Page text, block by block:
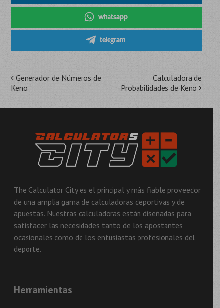
whatsapp
telegram
Navegación
entrada
Generador de Números de
Keno
Calculadora de
Probabilidades de Keno
The Calculator City es el principal y más fiable proveedor
de una amplia gama de calculadoras deportivas y de
apuestas. Nuestras calculadoras están diseñadas para
satisfacer las necesidades tanto de los apostantes
ocasionales como de los entusiastas profesionales del
deporte.
Herramientas